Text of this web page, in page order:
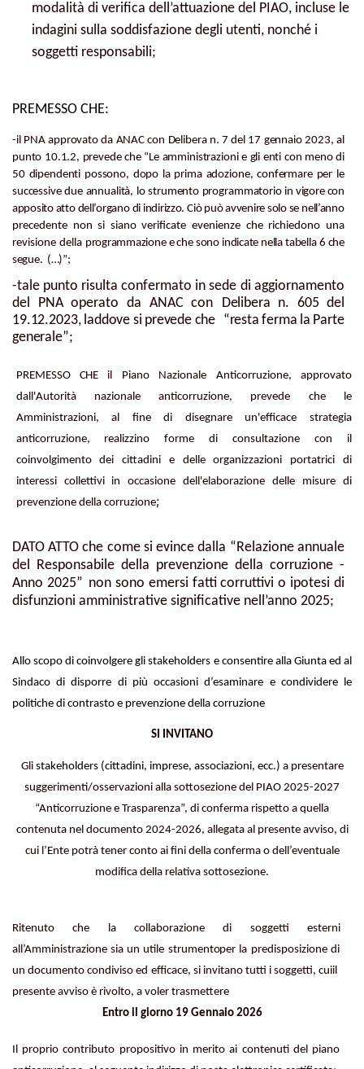
modalità di verifica dell’attuazione del PIAO, incluse le
indagini sulla soddisfazione degli utenti, nonché i
soggetti responsabili;
PREMESSO CHE:
-il PNA approvato da ANAC con Delibera n. 7 del 17 gennaio 2023, al
punto 10.1.2, prevede che “Le amministrazioni e gli enti con meno di
50 dipendenti possono, dopo la prima adozione, confermare per le
successive due annualità, lo strumento programmatorio in vigore con
apposito atto dell’organo di indirizzo. Ciò puòavvenire solo se nell’anno
precedente non si siano verificate evenienze che richiedono una
revisione della programmazione e che sono indicate nella tabella 6 che
segue. (…)”;
-tale punto risulta confermato in sede di aggiornamento
del
PNA operato da ANAC con Delibera n. 605 del
19.12.2023, laddove si prevede che “resta ferma la Parte
generale”;
PREMESSO CHE il Piano Nazionale Anticorruzione, approvato
dall'Autorità nazionale anticorruzione, prevede che le
Amministrazioni, al fine di disegnare un'efficace strategia
anticorruzione, realizzino forme di consultazione con il
coinvolgimento dei cittadini e delle organizzazioni portatrici di
interessi collettivi in occasione dell'elaborazione delle misure di
prevenzione della corruzione;
DATO ATTO che come si evince dalla “Relazione annuale
del Responsabile della prevenzione della corruzione -
Anno 2025” non sono emersi fatti corruttivi o ipotesi di
disfunzioni amministrative significative nell’anno 2025;
Allo scopo di coinvolgere gli stakeholders e consentire alla Giunta ed al
Sindaco di disporre di più occasioni d’esaminare e condividere le
politiche di contrasto e prevenzione della corruzione
SI INVITANO
Gli stakeholders (cittadini, imprese, associazioni, ecc.) a presentare
suggerimenti/osservazioni alla sottosezione del PIAO 2025-2027
“Anticorruzione e Trasparenza”, di conferma rispetto a quella
contenuta nel documento 2024-2026, allegata al presente avviso, di
cui l’Ente potrà tener conto ai fini della conferma o dell’eventuale
modifica della relativa sottosezione.
Ritenuto che la collaborazione di soggetti esterni
all’Amministrazione sia un utile strumentoper la predisposizione di
un documento condiviso ed efficace, si invitano tutti i soggetti, cuiil
presente avviso è rivolto, a voler trasmettere
Entro il giorno 19 Gennaio 2026
Il proprio contributo propositivo in merito ai contenuti del piano